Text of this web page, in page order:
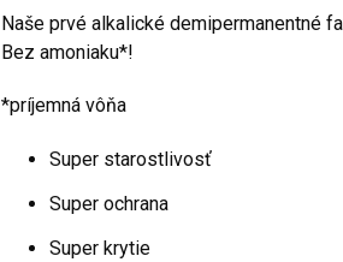
Naše prvé alkalické demipermanentné
Bez amoniaku*!
*príjemná vôňa
Super starostlivosť
Super ochrana
Super krytie